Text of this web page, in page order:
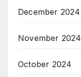
December 2024
November 2024
October 2024